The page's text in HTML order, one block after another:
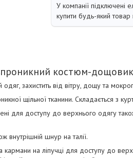
У компанії підключені
купити будь-який
костюм-дощовик
захистить від вітру, дощу та
щільної тканини. Складається з
для доступу до верхнього одягу
внутрішній шнур на талії.
на ліпучці для доступу до